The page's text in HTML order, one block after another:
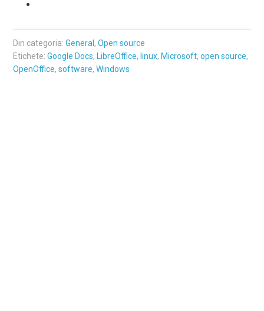
Din categoria:General ,Open source
Etichete:Google Docs, LibreOffice, linux, Microsoft,open source,
OpenOffice,software,Windows